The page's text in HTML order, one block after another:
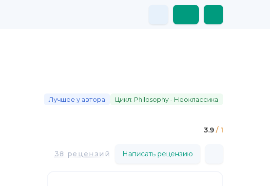
Лучшее у автора Цикл: Philosophy - Неоклассика
3.9 / 1
38 рецензий Написать рецензию